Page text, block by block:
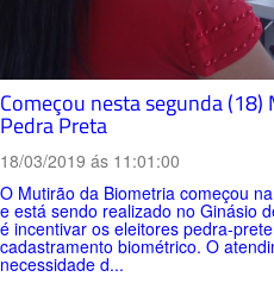
Começou nesta segunda
Pedra Preta
18/03/2019 ás 11:01:00
O Mutirão da Biometria começou
e está sendo realizado no Ginásio
é incentivar os eleitores pedra-
cadastramento biométrico. O
necessidade d...